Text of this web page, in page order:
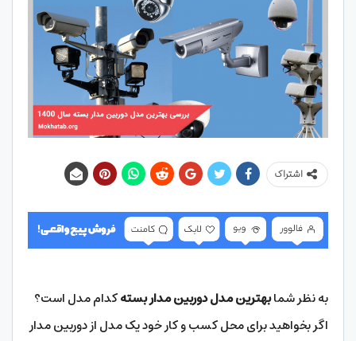
اشتراک
به نظر شمابهترین مدل دوربین مدار بستهکدام مدل است؟
اگر بخواهید برای محل کسب و کار خود یک مدل از دوربین مدار